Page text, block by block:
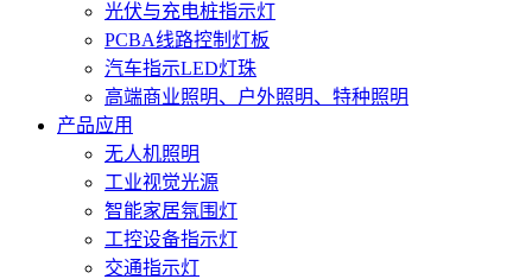
光伏与充电桩指示灯
PCBA线路控制灯板
汽车指示LED灯珠
高端商业照明、户外照明、特种照明
产品应用
无人机照明
工业视觉光源
智能家居氛围灯
工控设备指示灯
交通指示灯